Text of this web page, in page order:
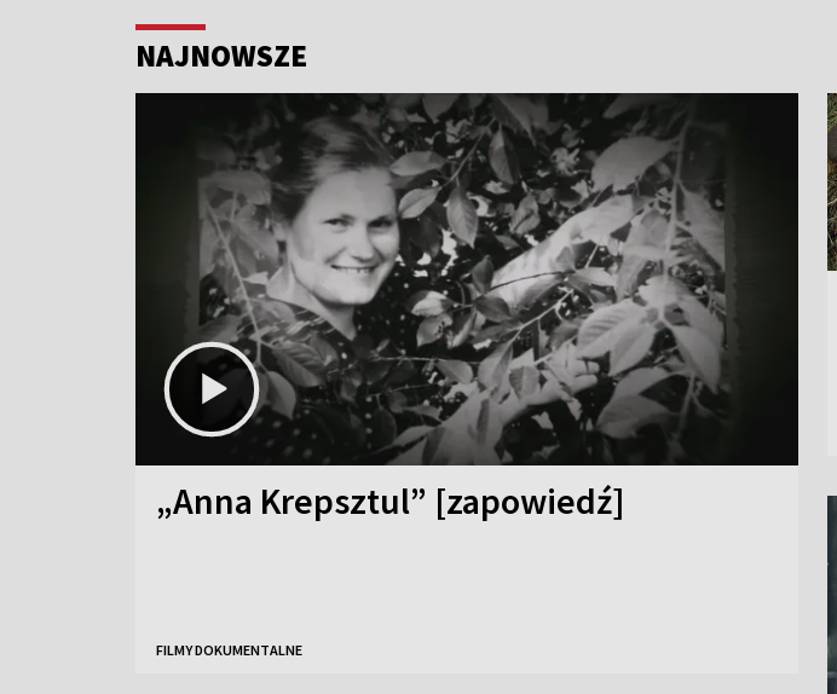
NAJNOWSZE
„Anna Krepsztul” [zapowiedź]
FILMY DOKUMENTALNE